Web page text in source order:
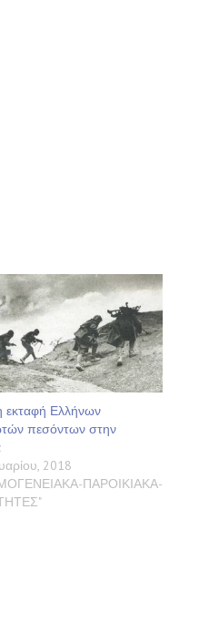
εκταφή Ελλήνων
πεσόντων στην
2018
ΠΑΡΟΙΚΙΑΚΑ-